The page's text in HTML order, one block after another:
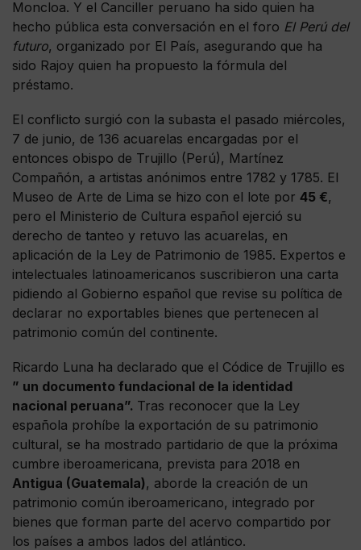
Moncloa. Y el Canciller peruano ha sido quien ha
hecho pública esta conversación en el foro El Perú del
futuro, organizado por El País, asegurando que ha
sido Rajoy quien ha propuesto la fórmula del
préstamo.
El conflicto surgió con la subasta el pasado miércoles,
7 de junio, de 136 acuarelas encargadas por el
entonces obispo de Trujillo (Perú), Martínez
Compañón, a artistas anónimos entre 1782 y 1785. El
Museo de Arte de Lima se hizo con el lote por 45 €,
pero el Ministerio de Cultura español ejerció su
derecho de tanteo y retuvo las acuarelas, en
aplicación de la Ley de Patrimonio de 1985. Expertos e
intelectuales latinoamericanos suscribieron una carta
pidiendo al Gobierno español que revise su política de
declarar no exportables bienes que pertenecen al
patrimonio común del continente.
Ricardo Luna ha declarado que el Códice de Trujillo es
” un documento fundacional de la identidad
nacional peruana”. Tras reconocer que la Ley
española prohíbe la exportación de su patrimonio
cultural, se ha mostrado partidario de que la próxima
cumbre iberoamericana, prevista para 2018 en
Antigua (Guatemala), aborde la creación de un
patrimonio común iberoamericano, integrado por
bienes que forman parte del acervo compartido por
los países a ambos lados del atlántico.